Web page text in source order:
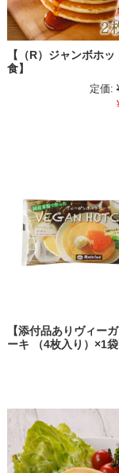
【（R）ジャンボホ
食】
定価:
【添付品ありヴィー
ーキ （4枚入り）×1袋